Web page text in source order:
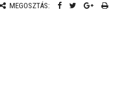
MEGOSZTÁS: